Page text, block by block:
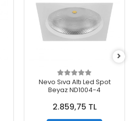
Nevo Sıva Altı Led Spot
Beyaz ND1004-4
2.859,75 TL